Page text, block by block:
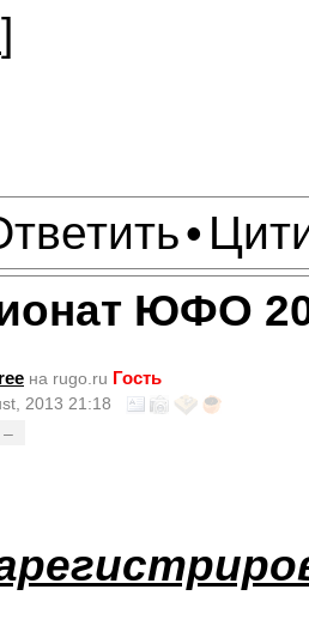
]
•
ЮФО
на rugo.ru Гость
2013 21:18
–